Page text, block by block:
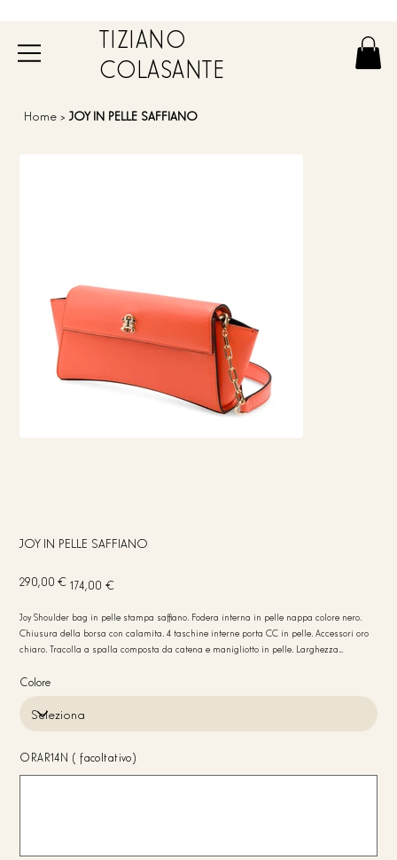
TIZIANO
COLASANTE
Home > JOY IN PELLE SAFFIANO
JOY IN PELLE SAFFIANO
Prezzo
originale
290,00 €
scontato
174,00 €
Joy Shoulder bag in pelle stampa saffiano. Fodera interna in pelle nappa colore nero.
Chiusura della borsa con calamita. 4 taschine interne porta CC in pelle. Accessori oro
chiaro. Tracolla a spalla composta da catena e manigliotto in pelle. Larghezza
23x10x4
Colore
ORAR14N (facoltativo)